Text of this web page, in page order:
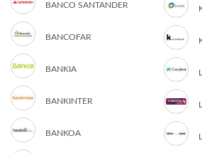
BANCO SANTANDER
BANCOFAR
BANKIA
BANKINTER
BANKOA